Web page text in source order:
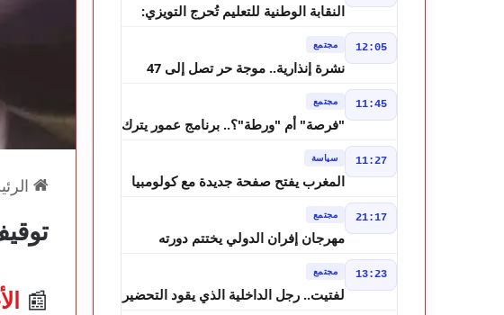
📰
النقابة الوطنية للتعليم تُحرج التويزي:
12:05 مجتمع
نشرة إنذارية.. موجة حر تصل إلى 47
بالمغرب
11:45 مجتمع
"فرصة" أم "ورطة"؟.. برنامج عمور يترك
11:27 سياسة
المغرب يفتح صفحة جديدة مع كولومبيا
21:17 مجتمع
مهرجان إفران الدولي يختتم دورته
تخطف الأضواء
13:23 مجتمع
لفتيت.. رجل الداخلية الذي يقود التحضير